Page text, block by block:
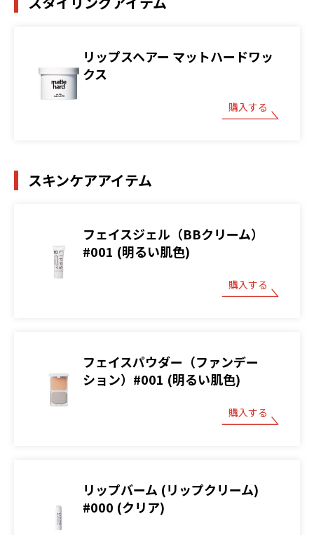
リップスヘアー マットハードワッ
クス
購入する
スキンケアアイテム
フェイスジェル（BBクリーム）
#001 (明るい肌色)
購入する
フェイスパウダー（ファンデー
ション）#001 (明るい肌色)
購入する
リップバーム (リップクリーム)
#000 (クリア)